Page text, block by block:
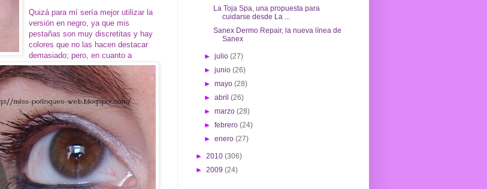
Quizá para mí sería mejor utilizar la
versión en negro, ya que mis
pestañas son muy discretitas y hay
colores que no las hacen destacar
demasiado; pero, en cuanto a
La Toja Spa, una propuesta para
cuidarse desde La ...
Sanex Dermo Repair, la nueva línea de
Sanex
►julio(27)
►junio(26)
►mayo(28)
►abril(26)
►marzo(28)
►febrero(24)
►enero(27)
► 2010 (306)
► 2009 (24)